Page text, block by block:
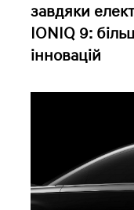
завдяки
IONIQ 9:
інновацій